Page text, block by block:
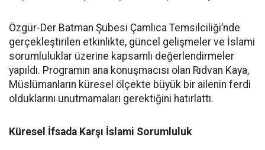
Özgür-Der Batman Şubesi Çamlıca Temsilciliği’nde
gerçekleştirilen etkinlikte, güncel gelişmeler ve İslami
sorumluluklar üzerine kapsamlı değerlendirmeler
yapıldı. Programın ana konuşmacısı olan Rıdvan Kaya,
Müslümanların küresel ölçekte büyük bir ailenin ferdi
olduklarını unutmamaları gerektiğini hatırlattı.
Küresel İfsada Karşı İslami Sorumluluk